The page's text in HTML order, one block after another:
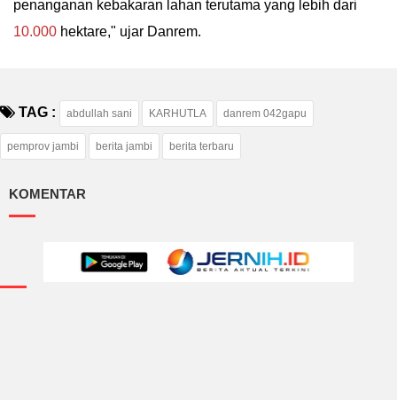
penanganan kebakaran lahan terutama yang lebih dari
10.000 hektare," ujar Danrem.
TAG : abdullah sani KARHUTLA danrem 042gapu
pemprov jambi berita jambi berita terbaru
KOMENTAR